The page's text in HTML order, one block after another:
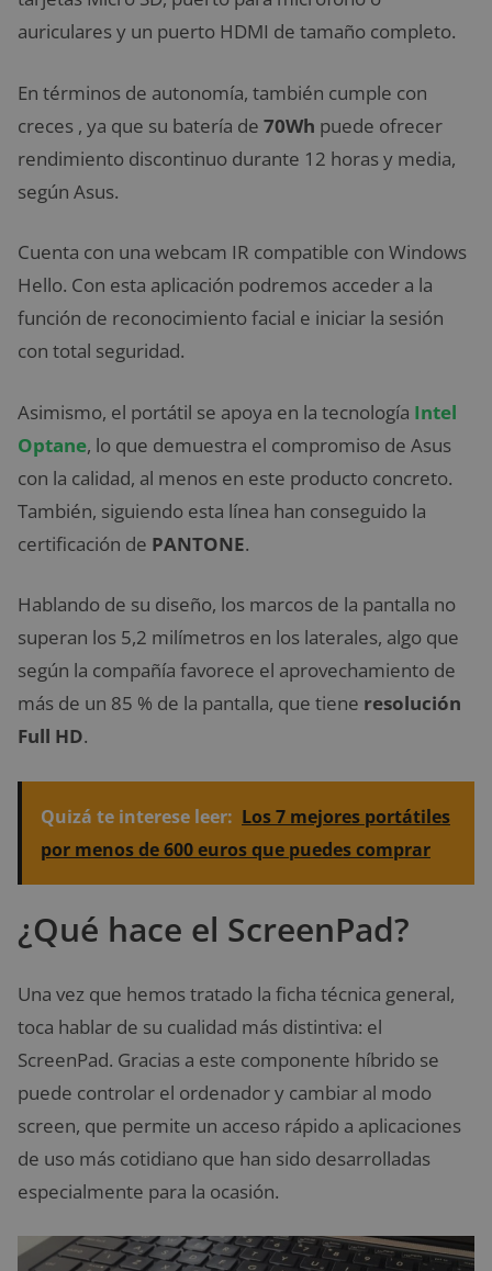
auriculares y un puerto HDMI de tamaño completo.
En términos de autonomía, también cumple con
creces , ya que su batería de 70Wh puede ofrecer
rendimiento discontinuo durante 12 horas y media,
según Asus.
Cuenta con una webcam IR compatible con Windows
Hello. Con esta aplicación podremos acceder a la
función de reconocimiento facial e iniciar la sesión
con total seguridad.
Asimismo, el portátil se apoya en la tecnología Intel
Optane, lo que demuestra el compromiso de Asus
con la calidad, al menos en este producto concreto.
También, siguiendo esta línea han conseguido la
certificación de PANTONE.
Hablando de su diseño, los marcos de la pantalla no
superan los 5,2 milímetros en los laterales, algo que
según la compañía favorece el aprovechamiento de
más de un 85 % de la pantalla, que tiene resolución
Full HD.
Quizá te interese leer: Los 7 mejores portátiles
por menos de 600 euros que puedes comprar
¿Qué hace el ScreenPad?
Una vez que hemos tratado la ficha técnica general,
toca hablar de su cualidad más distintiva: el
ScreenPad. Gracias a este componente híbrido se
puede controlar el ordenador y cambiar al modo
screen, que permite un acceso rápido a aplicaciones
de uso más cotidiano que han sido desarrolladas
especialmente para la ocasión.